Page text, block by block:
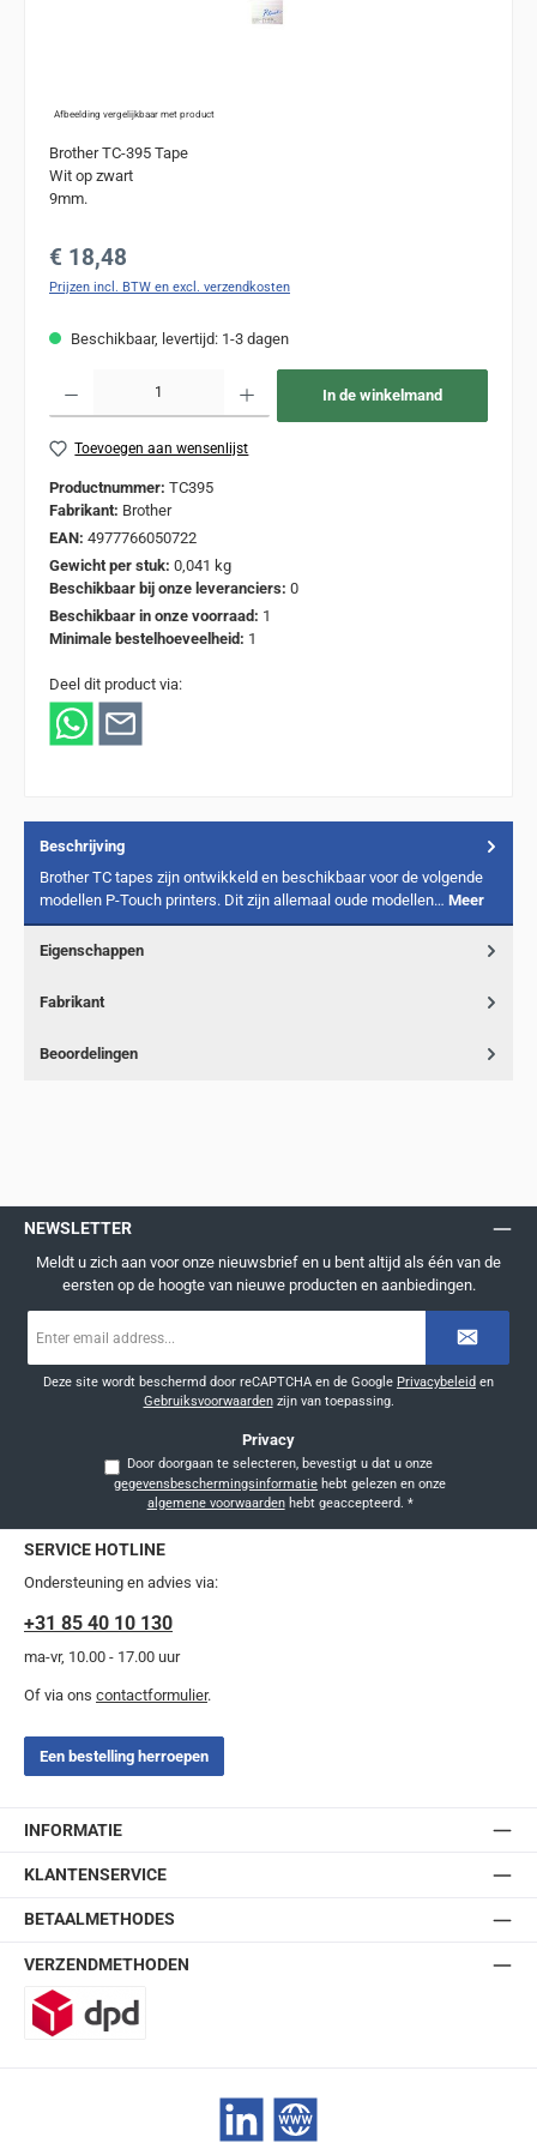
Afbeelding vergelijkbaar met product
Brother TC-395 Tape
Wit op zwart
9mm.
Normale prijs:
€ 18,48
Prijzen incl. BTW en excl. verzendkosten
Beschikbaar, levertijd: 1-3 dagen
In de winkelmand
Toevoegen aan wensenlijst
Productnummer: TC395
Fabrikant: Brother
EAN: 4977766050722
Gewicht per stuk: 0,041 kg
Beschikbaar bij onze leveranciers: 0
Beschikbaar in onze voorraad: 1
Minimale bestelhoeveelheid: 1
Deel dit product via:
Beschrijving
Brother TC tapes zijn ontwikkeld en beschikbaar voor de volgende
modellen P-Touch printers. Dit zijn allemaal oude modellen… Meer
Eigenschappen
Fabrikant
Beoordelingen
NEWSLETTER
Meldt u zich aan voor onze nieuwsbrief en u bent altijd als één van de
eersten op de hoogte van nieuwe producten en aanbiedingen.
mailadres
Deze site wordt beschermd door reCAPTCHA en de Google Privacybeleid en
Gebruiksvoorwaardenzijn van toepassing.
Privacy
Door doorgaan te selecteren, bevestigt u dat u onze
gegevensbeschermingsinformatie
algemene voorwaardenhebt geaccepteerd. *
SERVICE HOTLINE
Ondersteuning en advies via:
+31 85 40 10 130
ma-vr, 10.00 - 17.00 uur
Of via ons contactformulier.
Een bestelling herroepen
INFORMATIE
KLANTENSERVICE
BETAALMETHODES
VERZENDMETHODEN
LinkedIn Website